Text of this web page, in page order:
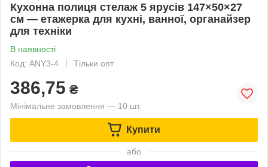
Кухонна полиця стелаж 5 ярусів 147×50×27
см — етажерка для кухні, ванної, органайзер
для техніки
В наявності
Код: ANY3-4
Тільки опт
386,75 ₴
Мінімальне замовлення — 10 шт.
Купити
або